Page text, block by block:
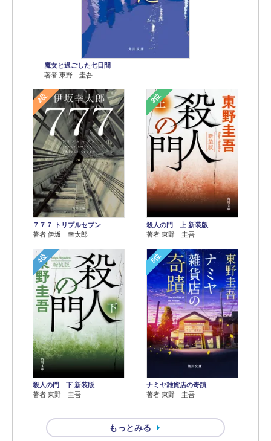
魔女と過ごした七日間
著者 東野 圭吾
2位
７７７ トリプルセブン
著者 伊坂 幸太郎
3位
殺人の門 上 新装版
著者 東野 圭吾
4位
殺人の門 下 新装版
著者 東野 圭吾
5位
ナミヤ雑貨店の奇蹟
著者 東野 圭吾
もっとみる